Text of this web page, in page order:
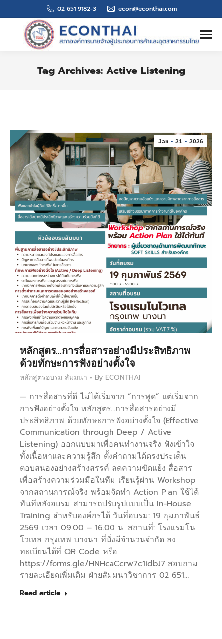
02 651 9182-3 econ@econthai.com
Search:
Tag Archives: Active Listening
Jan 21 2026
หลักสูตร…การสื่อสารอย่างมีประสิทธิภาพ
ด้วยทักษะการฟังอย่างตั้งใจ
หลักสูตรอบรม สัมมนา By ECONTHAI
— การสื่อสารที่ดี ไม่ได้เริ่มจาก “การพูด” แต่เริ่มจาก
การฟังอย่างตั้งใจ หลักสูตร…การสื่อสารอย่างมี
ประสิทธิภาพ ด้วยทักษะการฟังอย่างตั้งใจ (Effective
Communication through Deep / Active
Listening) ออกแบบมาเพื่อคนทำงานจริง ฟังเข้าใจ
ทั้งเนื้อหาและความรู้สึก ตั้งคำถามได้ตรงประเด็น
ตอบสนองอย่างสร้างสรรค์ ลดความขัดแย้ง สื่อสาร
เพื่อสร้างความร่วมมือในทีม เรียนรู้ผ่าน Workshop
จากสถานการณ์จริง พร้อมจัดทำ Action Plan ใช้ได้
ทันทีหลังอบรม สามารถปรับรูปแบบเป็น In-House
Training สำหรับองค์กรได้ วันที่อบรม: 19 กุมภาพันธ์
2569 เวลา 09.00 – 16.00 น. สถานที่: โรงแรมโน
โวเทล กรุงเทพ บางนา ที่นั่งมีจำนวนจำกัด ลง
ทะเบียนได้ที่ QR Code หรือ
https://forms.gle/HNHcaCcrw7c1idbJ7 สอบถาม
รายละเอียดเพิ่มเติม ฝ่ายสัมมนาวิชาการ 02 651…
Read article